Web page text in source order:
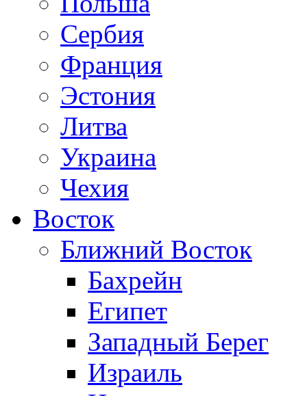
Сербия
Франция
Эстония
Литва
Украина
Чехия
Восток
Ближний Восток
Бахрейн
Египет
Западный Берег
Израиль